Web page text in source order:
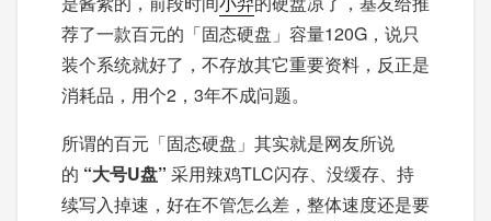
荐了一款百元的「固态硬盘」容量120G，说只
装个系统就好了，不存放其它重要资料，反正是
消耗品，用个2，3年不成问题。
所谓的百元「固态硬盘」其实就是网友所说
的 “大号U盘” 采用辣鸡TLC闪存、没缓存、持
续写入掉速，好在不管怎么差，整体速度还是要